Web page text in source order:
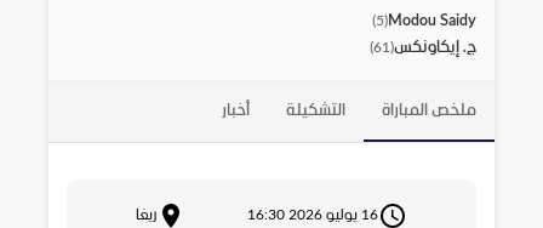
Modou Saidy
(
5
)
ج. إيكاونكس(
61
)
ملخص المباراة التشكيلة أخبار
16 يوليو 2026 16:30 ريغا